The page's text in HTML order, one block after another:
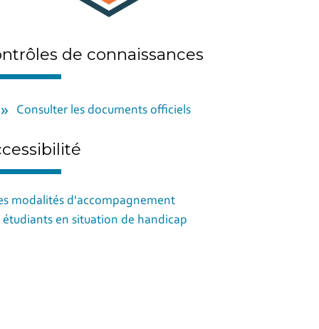
de connaissances
Consulter les documents officiels
modalités d'accompagnement
étudiants en situation de handicap